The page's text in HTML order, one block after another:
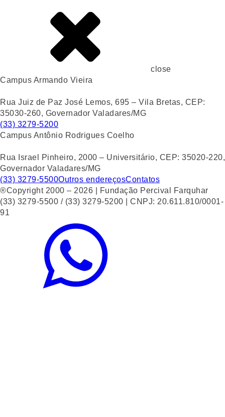
close
Campus Armando Vieira
Rua Juiz de Paz José Lemos, 695 – Vila Bretas, CEP:
35030-260, Governador Valadares/MG
(33) 3279-5200
Campus Antônio Rodrigues Coelho
Rua Israel Pinheiro, 2000 – Universitário, CEP: 35020-220,
Governador Valadares/MG
(33) 3279-5500Outros endereçosContatos
®Copyright 2000 – 2026 | Fundação Percival Farquhar
(33) 3279-5500 / (33) 3279-5200 | CNPJ: 20.611.810/0001-
91